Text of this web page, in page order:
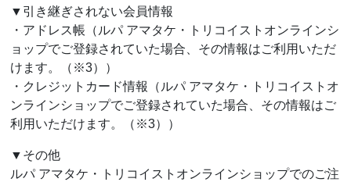
▼引き継ぎされない会員情報
・アドレス帳（ルパ アマタケ・トリコイストオンラインシ
ョップでご登録されていた場合、その情報はご利用いただ
けます。（※3））
・クレジットカード情報（ルパ アマタケ・トリコイストオ
ンラインショップでご登録されていた場合、その情報はご
利用いただけます。（※3））
▼その他
ルパ アマタケ・トリコイストオンラインショップでのご注